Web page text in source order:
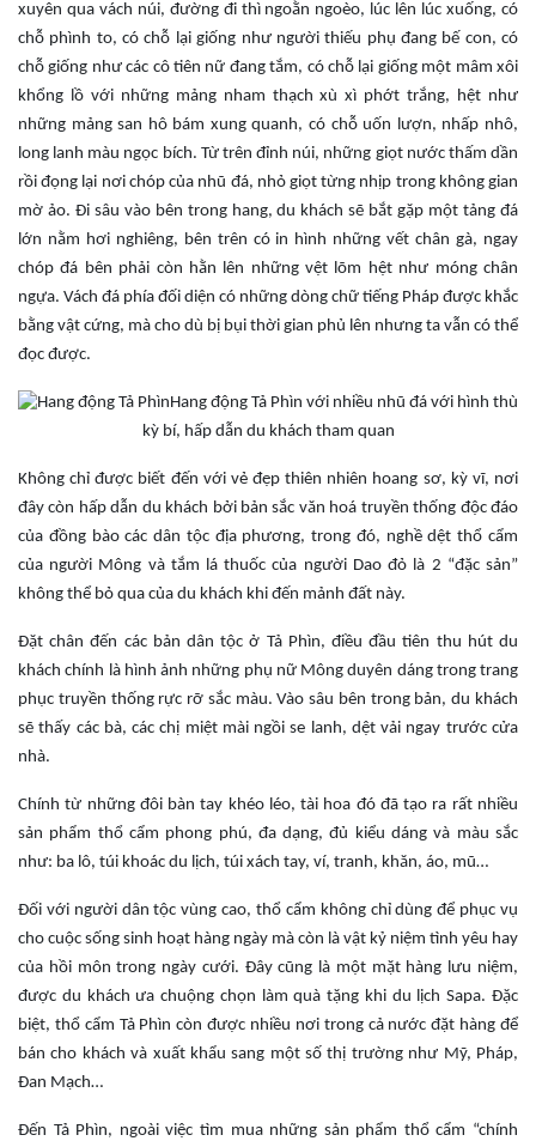
xuyên qua vách núi, đường đi thì ngoằn ngoèo, lúc lên lúc xuống, có
chỗ phình to, có chỗ lại giống như người thiếu phụ đang bế con, có
chỗ giống như các cô tiên nữ đang tắm, có chỗ lại giống một mâm xôi
khổng lồ với những mảng nham thạch xù xì phớt trắng, hệt như
những mảng san hô bám xung quanh, có chỗ uốn lượn, nhấp nhô,
long lanh màu ngọc bích. Từ trên đỉnh núi, những giọt nước thấm dần
rồi đọng lại nơi chóp của nhũ đá, nhỏ giọt từng nhịp trong không gian
mờ ảo. Đi sâu vào bên trong hang, du khách sẽ bắt gặp một tảng đá
lớn nằm hơi nghiêng, bên trên có in hình những vết chân gà, ngay
chóp đá bên phải còn hằn lên những vệt lõm hệt như móng chân
ngựa. Vách đá phía đối diện có những dòng chữ tiếng Pháp được khắc
bằng vật cứng, mà cho dù bị bụi thời gian phủ lên nhưng ta vẫn có thể
đọc được.
Hang động Tả Phìn với nhiều nhũ đá với hình thù
kỳ bí, hấp dẫn du khách tham quan
Không chỉ được biết đến với vẻ đẹp thiên nhiên hoang sơ, kỳ vĩ, nơi
đây còn hấp dẫn du khách bởi bản sắc văn hoá truyền thống độc đáo
của đồng bào các dân tộc địa phương, trong đó, nghề dệt thổ cẩm
của người Mông và tắm lá thuốc của người Dao đỏ là 2 “đặc sản”
không thể bỏ qua của du khách khi đến mảnh đất này.
Đặt chân đến các bản dân tộc ở Tả Phìn, điều đầu tiên thu hút du
khách chính là hình ảnh những phụ nữ Mông duyên dáng trong trang
phục truyền thống rực rỡ sắc màu. Vào sâu bên trong bản, du khách
sẽ thấy các bà, các chị miệt mài ngồi se lanh, dệt vải ngay trước cửa
nhà.
Chính từ những đôi bàn tay khéo léo, tài hoa đó đã tạo ra rất nhiều
sản phẩm thổ cẩm phong phú, đa dạng, đủ kiểu dáng và màu sắc
như: ba lô, túi khoác du lịch, túi xách tay, ví, tranh, khăn, áo, mũ…
Ðối với người dân tộc vùng cao, thổ cẩm không chỉ dùng để phục vụ
cho cuộc sống sinh hoạt hàng ngày mà còn là vật kỷ niệm tình yêu hay
của hồi môn trong ngày cưới. Đây cũng là một mặt hàng lưu niệm,
được du khách ưa chuộng chọn làm quà tặng khi du lịch Sapa. Đặc
biệt, thổ cẩm Tả Phìn còn được nhiều nơi trong cả nước đặt hàng để
bán cho khách và xuất khẩu sang một số thị trường như Mỹ, Pháp,
Ðan Mạch…
Đến Tả Phìn, ngoài việc tìm mua những sản phẩm thổ cẩm “chính